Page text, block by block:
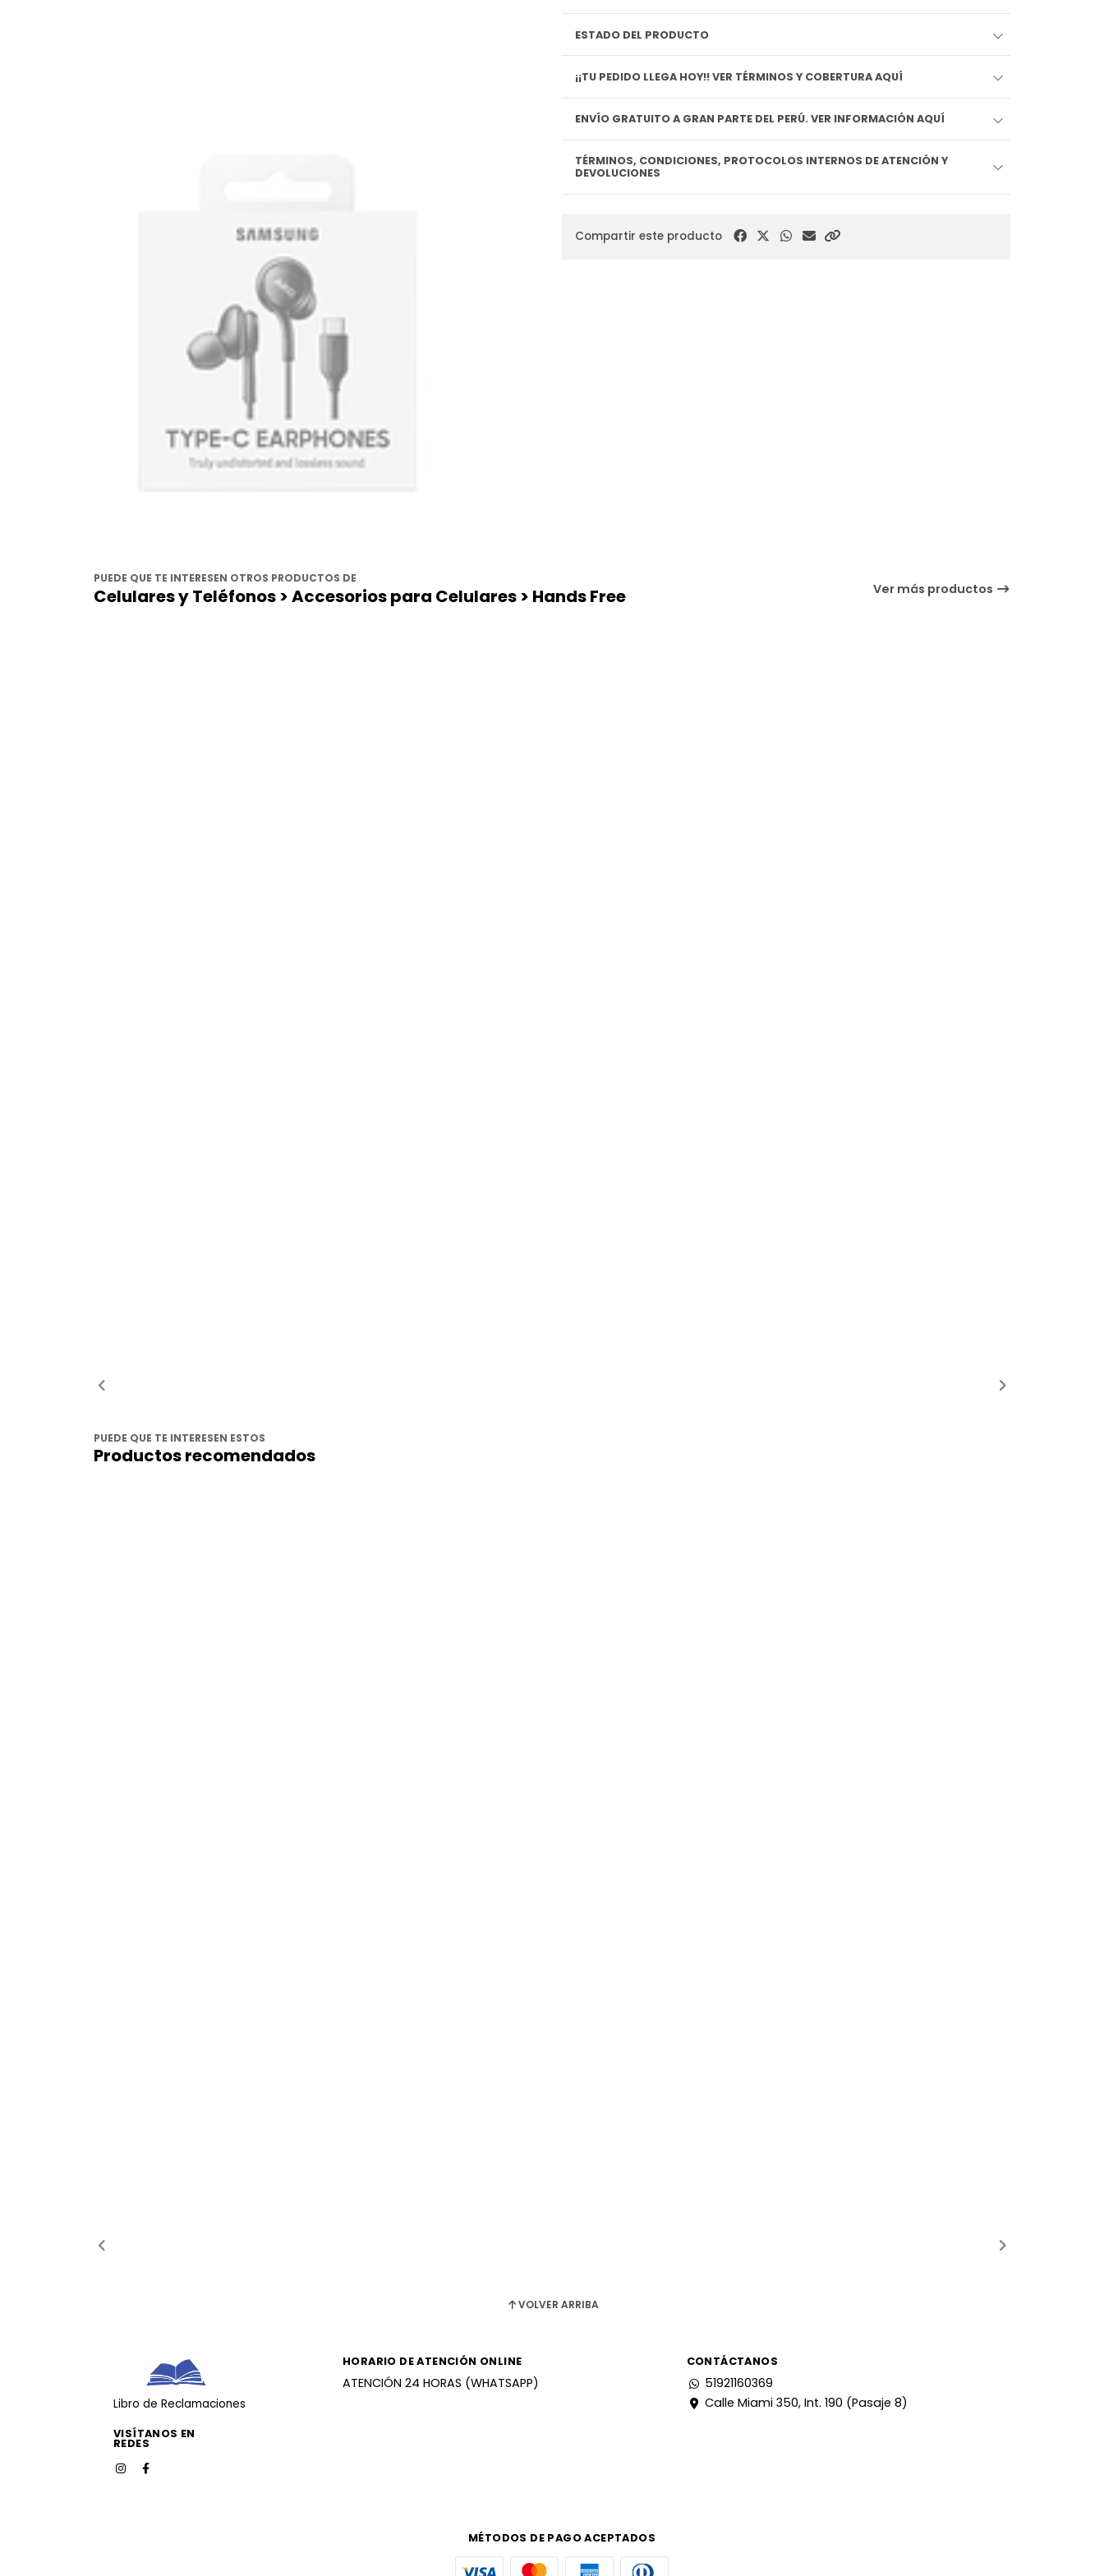
ESTADO DEL PRODUCTO
¡¡TU PEDIDO LLEGA HOY!! VER TÉRMINOS Y COBERTURA AQUÍ
ENVÍO GRATUITO A GRAN PARTE DEL PERÚ. VER INFORMACIÓN AQUÍ
TÉRMINOS, CONDICIONES, PROTOCOLOS INTERNOS DE ATENCIÓN Y
DEVOLUCIONES
Compartir este producto
PUEDE QUE TE INTERESEN OTROS PRODUCTOS DE
Celulares y Teléfonos > Accesorios para Celulares > Hands Free Ver más productos
PUEDE QUE TE INTERESEN ESTOS
Productos recomendados
VOLVER ARRIBA
Libro de Reclamaciones
VISÍTANOS EN
REDES
HORARIO DE ATENCIÓN ONLINE
ATENCIÓN 24 HORAS (WHATSAPP)
CONTÁCTANOS
51921160369
Calle Miami 350, Int. 190 (Pasaje 8)
MÉTODOS DE PAGO ACEPTADOS